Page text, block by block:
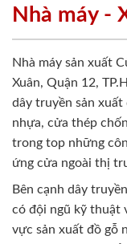
Nhà máy -
Nhà máy sản xuất
Xuân, Quận 12,
dây truyền sản xuất
nhựa, cửa thép
trong top những
ứng cửa ngoài thị
Bên cạnh dây
có đội ngũ kỹ thuật
vực sản xuất đồ gỗ